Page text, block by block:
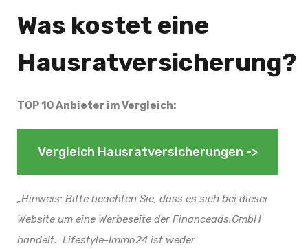
Was kostet eine
Hausratversicherung?
TOP 10 Anbieter im Vergleich:
Vergleich Hausratversicherungen ->
„Hinweis: Bitte beachten Sie, dass es sich bei dieser
Website um eine Werbeseite der Financeads.GmbH
handelt. Lifestyle-Immo24 ist weder